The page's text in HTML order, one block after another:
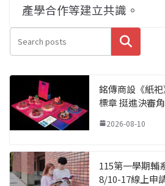
產學合作等建立共識。
搜尋
銘傳商設《紙
標章 挺進決審
2026-08-10
115第一學期輔
8/10-17線上申